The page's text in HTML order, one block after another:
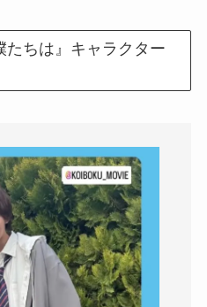
たちは』キャラクター